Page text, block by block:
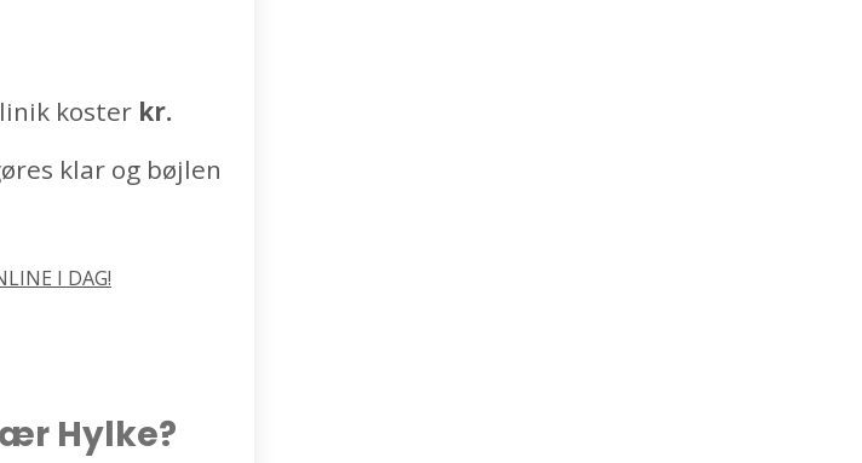
koster kr.
klar og bøjlen
I DAG!
Hylke?